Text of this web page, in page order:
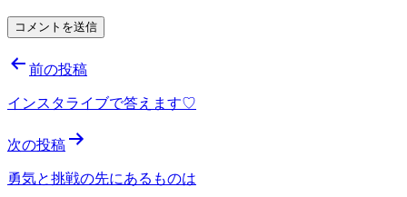
投
稿
ビ
ゲ
前の投稿
インスタライブで答えます♡
次の投稿
勇気と挑戦の先にあるものは